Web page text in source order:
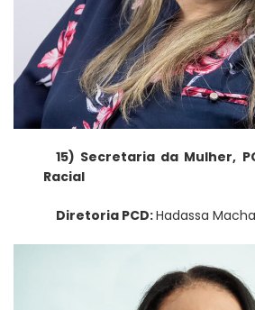
15) Secretaria da Mulher,
Racial
Diretoria PCD:Hadassa